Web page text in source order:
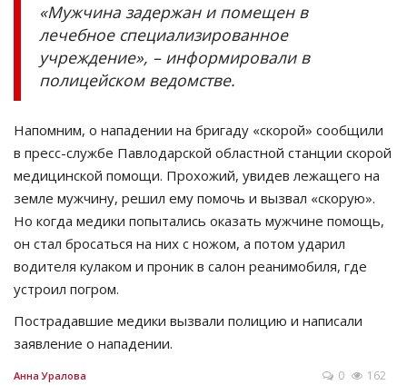
«Мужчина задержан и помещен в
лечебное специализированное
учреждение», – информировали в
полицейском ведомстве.
Напомним, о нападении на бригаду «скорой» сообщили
в пресс-службе Павлодарской областной станции скорой
медицинской помощи. Прохожий, увидев лежащего на
земле мужчину, решил ему помочь и вызвал «скорую».
Но когда медики попытались оказать мужчине помощь,
он стал бросаться на них с ножом, а потом ударил
водителя кулаком и проник в салон реанимобиля, где
устроил погром.
Пострадавшие медики вызвали полицию и написали
заявление о нападении.
Анна Уралова 0 162